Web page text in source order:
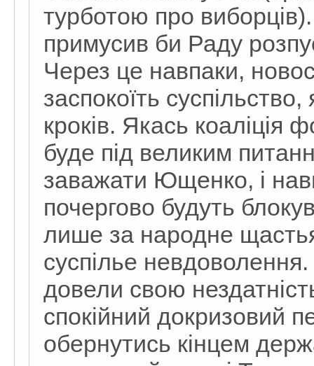
турботою про
примусив би Раду
Через це навпаки,
заспокоїть
кроків. Якась коаліція
буде під великим
заважати Ющенко, і
почергово будуть
лише за народне
суспілье невдоволення.
довели свою
спокійний докризовий
обернутись кінцем